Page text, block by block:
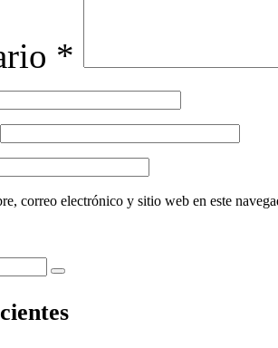
*
correo electrónico y sitio web en este